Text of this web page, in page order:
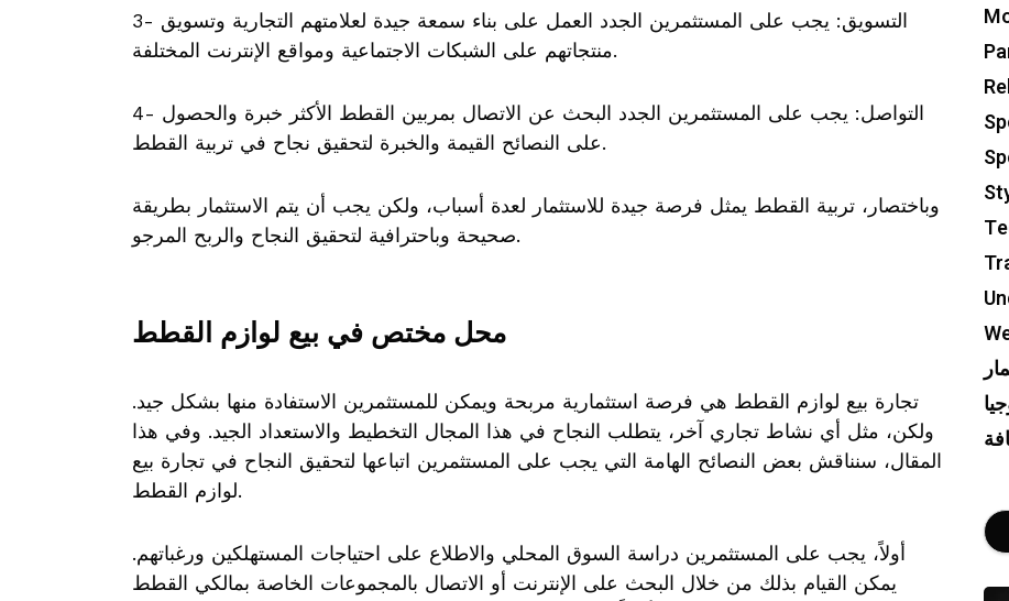
3- التسويق: يجب على المستثمرين الجدد العمل على بناء سمعة جيدة لعلامتهم التجارية وتسويق
منتجاتهم على الشبكات الاجتماعية ومواقع الإنترنت المختلفة.
4- التواصل: يجب على المستثمرين الجدد البحث عن الاتصال بمربين القطط الأكثر خبرة والحصول
على النصائح القيمة والخبرة لتحقيق نجاح في تربية القطط.
وباختصار، تربية القطط يمثل فرصة جيدة للاستثمار لعدة أسباب، ولكن يجب أن يتم الاستثمار بطريقة
صحيحة وباحترافية لتحقيق النجاح والربح المرجو.
محل مختص في بيع لوازم القطط
تجارة بيع لوازم القطط هي فرصة استثمارية مربحة ويمكن للمستثمرين الاستفادة منها بشكل جيد.
ولكن، مثل أي نشاط تجاري آخر، يتطلب النجاح في هذا المجال التخطيط والاستعداد الجيد. وفي هذا
المقال، سنناقش بعض النصائح الهامة التي يجب على المستثمرين اتباعها لتحقيق النجاح في تجارة بيع
لوازم القطط.
أولاً، يجب على المستثمرين دراسة السوق المحلي والاطلاع على احتياجات المستهلكين ورغباتهم.
يمكن القيام بذلك من خلال البحث على الإنترنت أو الاتصال بالمجموعات الخاصة بمالكي القطط